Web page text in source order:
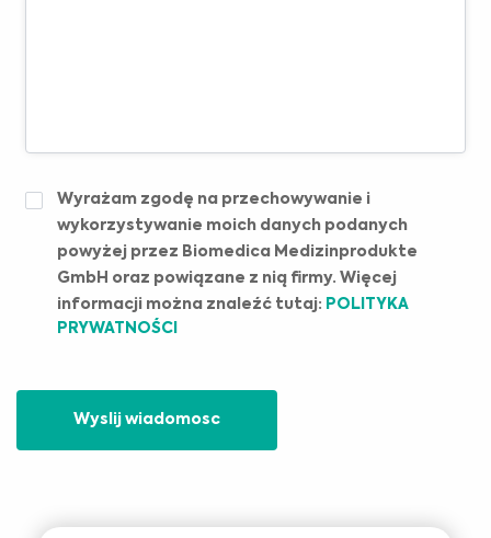
POLITYKA
PRYWATNOŚCI
Wyrażam zgodę na przechowywanie i
wykorzystywanie moich danych podanych
powyżej przez Biomedica Medizinprodukte
GmbH oraz powiązane z nią firmy. Więcej
informacji można znaleźć tutaj: POLITYKA
PRYWATNOŚCI
Wyslij wiadomosc